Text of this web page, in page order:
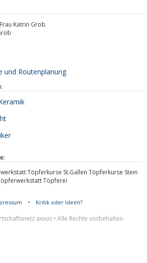
Katrin Grob
und Routenplanung
Töpferkurse St.Gallen Töpferkurse Stein
Töpferei
• Kritik oder Ideen?
axxus • Alle Rechte vorbehalten